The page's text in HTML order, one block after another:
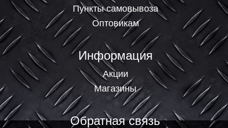
Пункты самовывоза
Оптовикам
Информация
Акции
Магазины
Обратная связь